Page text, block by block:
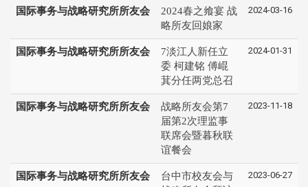
国际事务与战略研究所所友会
2024春之飨宴 战
略所友回娘家
2024-03-16
国际事务与战略研究所所友会
7淡江人新任立
委 柯建铭 傅崐
萁分任两党总召
2024-01-31
国际事务与战略研究所所友会
战略所友会第7
届第2次理监事
联席会暨暮秋联
谊餐会
2023-11-18
国际事务与战略研究所所友会
台中市校友会与
2023-06-27